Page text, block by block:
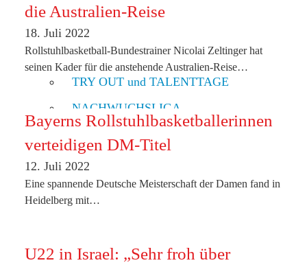
HILFE BEI GEWALT
KINDER | JUGEND
NACHWUCHSARBEIT
TRY OUT und TALENTTAGE
NACHWUCHSLIGA
JUGEND TRAINIERT
RBB SPIELABZEICHEN
die Australien-Reise
18. Juli 2022
Rollstuhlbasketball-Bundestrainer Nicolai Zeltinger hat
seinen Kader für die anstehende Australien-Reise…
Bayerns Rollstuhlbasketballerinnen
verteidigen DM-Titel
12. Juli 2022
Eine spannende Deutsche Meisterschaft der Damen fand in
Heidelberg mit…
U22 in Israel: „Sehr froh über